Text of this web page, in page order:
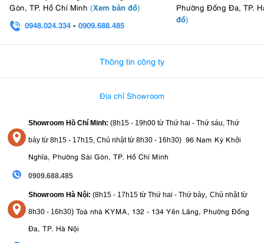
Gòn, TP. Hồ Chí Minh (Xem bản đồ)
0948.024.334 - 0909.688.485
Phường Đống Đa, TP.
đồ)
Thông tin công ty
Địa chỉ Showroom
Showroom Hồ Chí Minh: (8h15 - 19h00 từ Thứ hai - Thứ sáu, Thứ
bảy từ 8h15 - 17h15, Chủ nhật từ 8h30 - 16h30) 96 Nam Kỳ Khởi
Nghĩa, Phường Sài Gòn, TP. Hồ Chí Minh
0909.688.485
Showroom Hà Nội: (8h15 - 17h15 từ Thứ hai - Thứ bảy, Chủ nhật từ
8h30 - 16h30) Toà nhà KYMA, 132 - 134 Yên Lãng, Phường Đống
Đa, TP. Hà Nội